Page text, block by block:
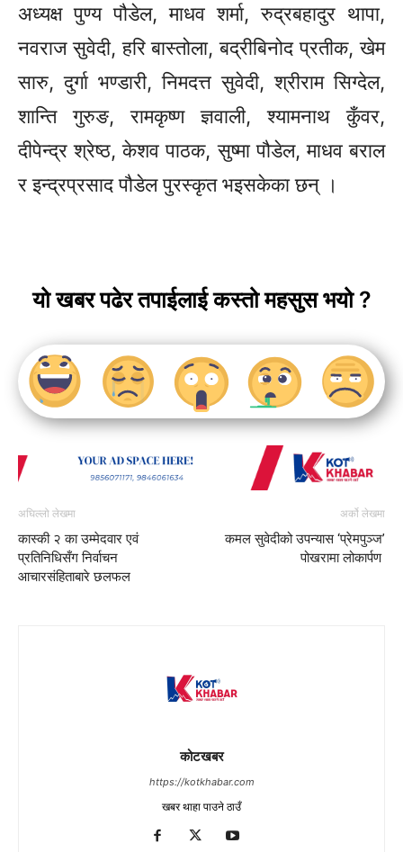
अध्यक्ष पुण्य पौडेल, माधव शर्मा, रुद्रबहादुर थापा,
नवराज सुवेदी, हरि बास्तोला, बद्रीबिनोद प्रतीक, खेम
सारु, दुर्गा भण्डारी, निमदत्त सुवेदी, श्रीराम सिग्देल,
शान्ति गुरुङ, रामकृष्ण ज्ञवाली, श्यामनाथ कुँवर,
दीपेन्द्र श्रेष्ठ, केशव पाठक, सुष्मा पौडेल, माधव बराल
र इन्द्रप्रसाद पौडेल पुरस्कृत भइसकेका छन् ।
यो खबर पढेर तपाईलाई कस्तो महसुस भयो ?
अघिल्लो लेखमा
कास्की २ का उम्मेदवार एवं
प्रतिनिधिसँग निर्वाचन
आचारसंहिताबारे छलफल
अर्को लेखमा
कमल सुवेदीको उपन्यास ‘प्रेमपुञ्ज’
पोखरामा लोकार्पण
कोटखबर
https://kotkhabar.com
खबर थाहा पाउने ठाउँ